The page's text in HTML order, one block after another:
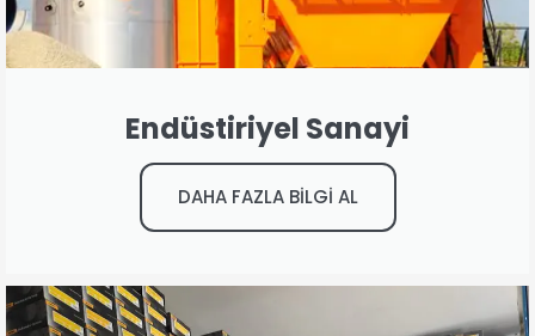
Endüstiriyel Sanayi
DAHA FAZLA BİLGİ AL